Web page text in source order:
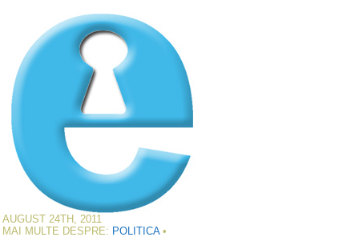
AUGUST 24TH, 2011
MAI MULTE DESPRE: POLITICA•